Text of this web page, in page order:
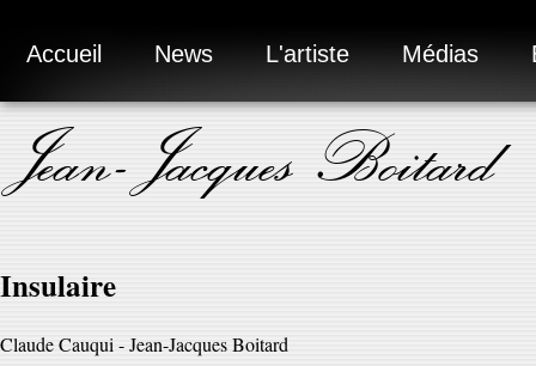
Accueil News L'artiste Médias
Jean-Jacques Boitard
Insulaire
Claude Cauqui - Jean-Jacques Boitard